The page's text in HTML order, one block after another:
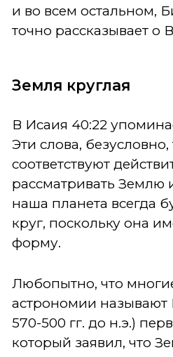
и во всем остальном,
точно рассказывает о
Земля круглая
В Исаия 40:22
Эти слова, безусловно,
соответствуют
рассматривать Землю
наша планета всегда
круг, поскольку она
форму.
Любопытно, что
астрономии называют
570-500 гг. до н.э.)
который заявил, что